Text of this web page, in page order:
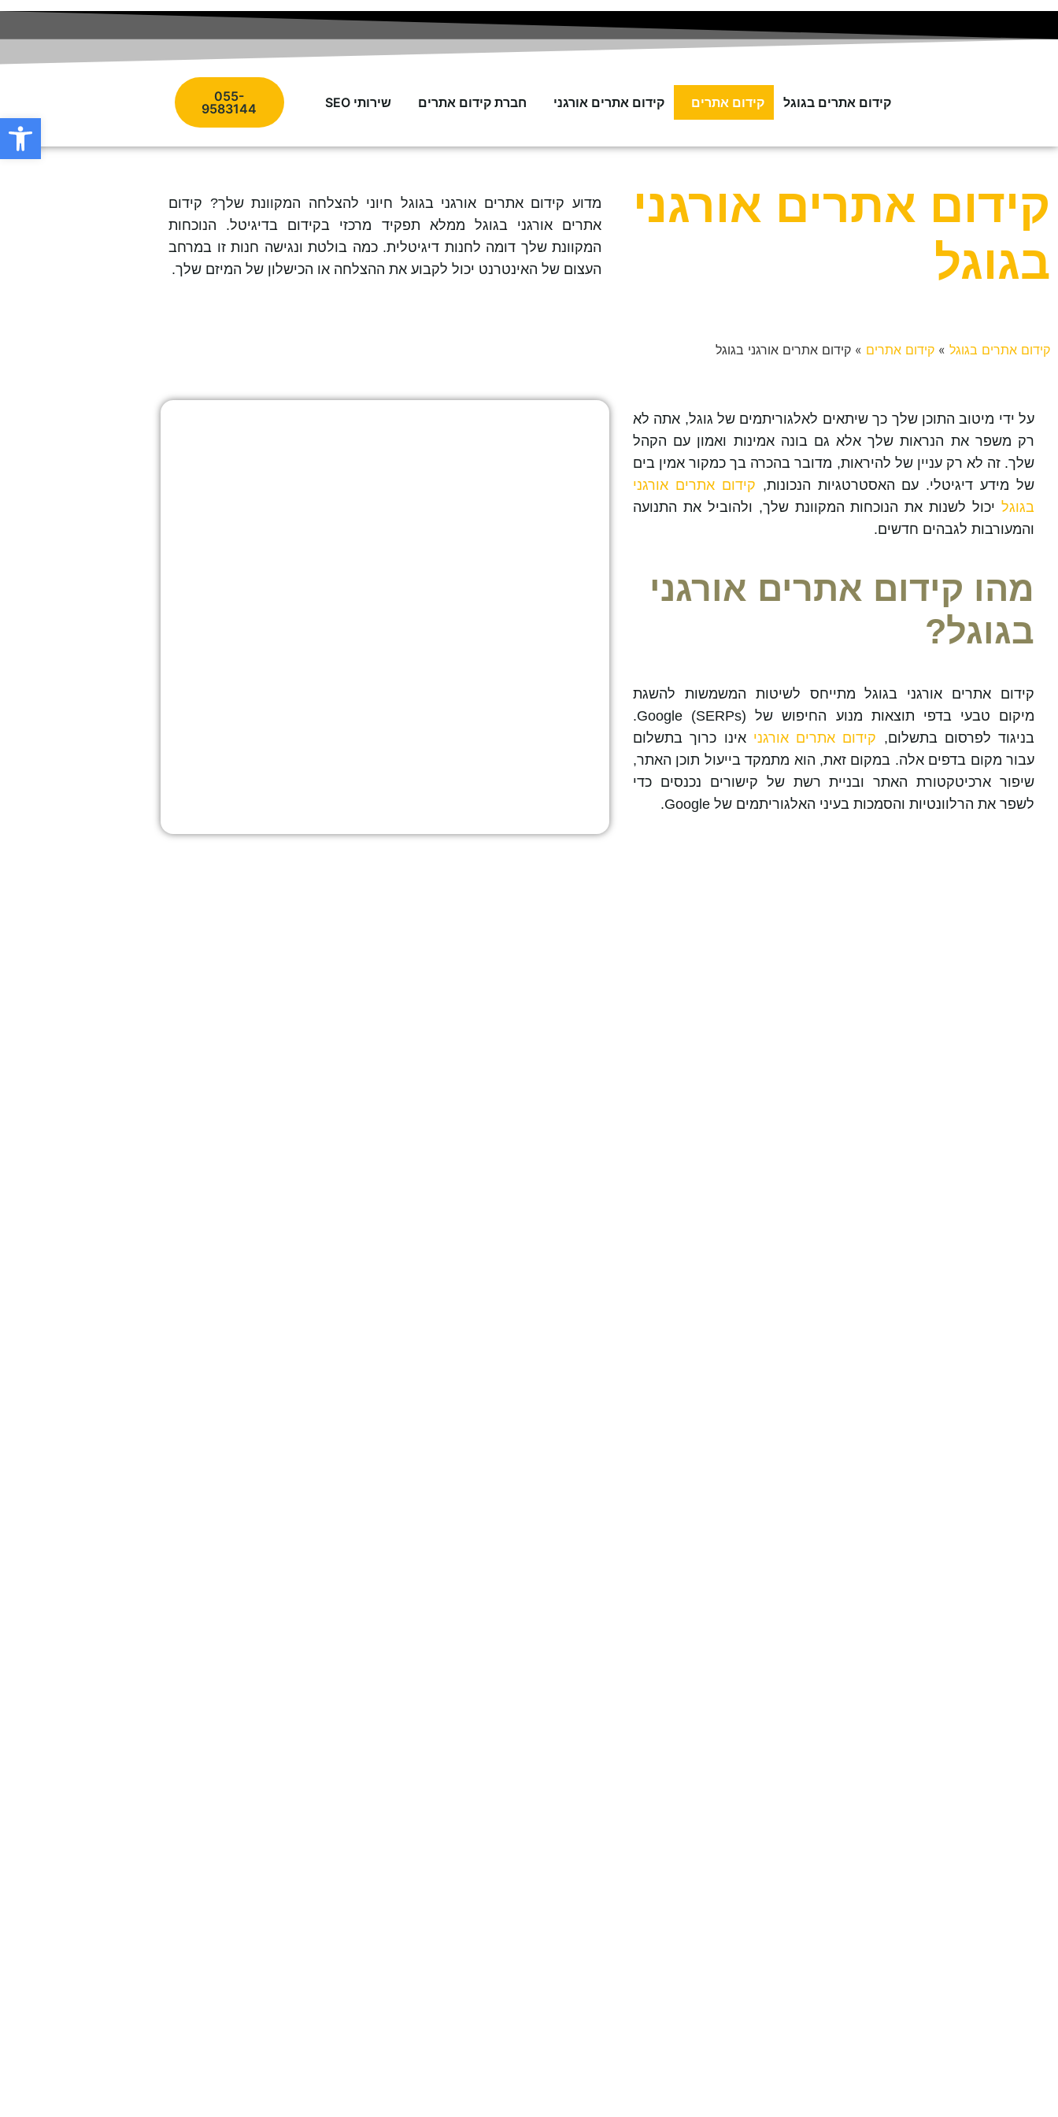
קידום אתרים בגוגל קידום אתרים קידום אתרים אורגני חברת קידום אתרים שירותי SEO
055-
9583144
קידום אתרים אורגני
בגוגל
מדוע קידום אתרים אורגני בגוגל חיוני להצלחה המקוונת שלך? קידום
אתרים אורגני בגוגל ממלא תפקיד מרכזי בקידום בדיגיטל. הנוכחות
המקוונת שלך דומה לחנות דיגיטלית. כמה בולטת ונגישה חנות זו במרחב
העצום של האינטרנט יכול לקבוע את ההצלחה או הכישלון של המיזם שלך.
קידום אתרים בגוגל » קידום אתרים » קידום אתרים אורגני בגוגל
על ידי מיטוב התוכן שלך כך שיתאים לאלגוריתמים של גוגל, אתה לא
רק משפר את הנראות שלך אלא גם בונה אמינות ואמון עם הקהל
שלך. זה לא רק עניין של להיראות, מדובר בהכרה בך כמקור אמין בים
של מידע דיגיטלי. עם האסטרטגיות הנכונות, קידום אתרים אורגני
בגוגל יכול לשנות את הנוכחות המקוונת שלך, ולהוביל את התנועה
והמעורבות לגבהים חדשים.
מהו קידום אתרים אורגני
בגוגל?
קידום אתרים אורגני בגוגלמתייחס לשיטות המשמשות להשגת
מיקום טבעי בדפי תוצאות מנוע החיפוש של
Google (SERPs
).
בניגוד לפרסום בתשלום, קידום אתרים אורגני אינו כרוך בתשלום
עבור מקום בדפים אלה. במקום זאת, הוא מתמקד בייעול תוכן האתר,
שיפור ארכיטקטורת האתר ובניית רשת של קישורים נכנסים כדי
לשפר את הרלוונטיות והסמכות בעיני האלגוריתמים של Google
.
פתח